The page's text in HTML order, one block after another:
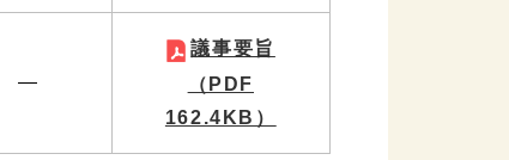
―
議事要旨
（PDF
162.4KB）